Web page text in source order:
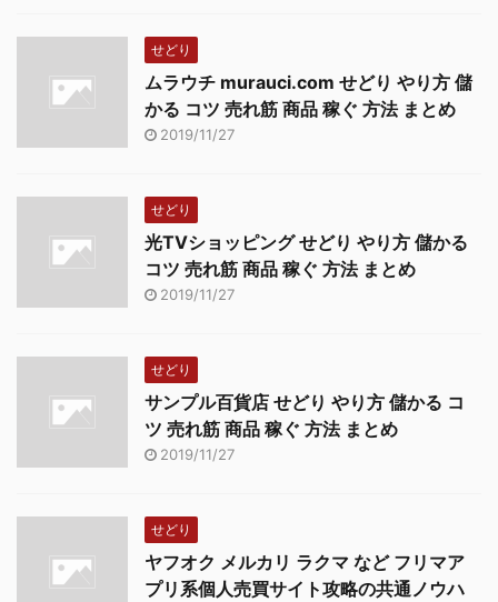
時に外国企業に対しても
台湾での市場拡大をサポ
ートしています。 台湾
貿易センター 台湾最大
の貿易マッ ...
せどり
ムラウチ murauci.com せどり やり方 儲
かる コツ 売れ筋 商品 稼ぐ 方法 まとめ
2019/11/27
せどり
光TVショッピング せどり やり方 儲かる
コツ 売れ筋 商品 稼ぐ 方法 まとめ
2019/11/27
せどり
サンプル百貨店 せどり やり方 儲かる コ
ツ 売れ筋 商品 稼ぐ 方法 まとめ
2019/11/27
せどり
ヤフオク メルカリ ラクマ など フリマア
プリ系個人売買サイト攻略の共通ノウハ